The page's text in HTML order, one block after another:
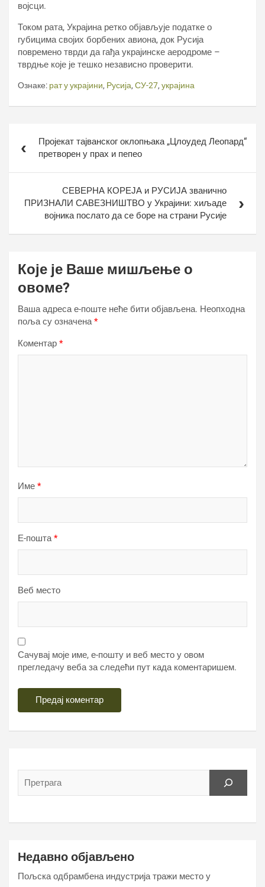
војсци.
Током рата, Украјина ретко објављује податке о
губицима својих борбених авиона, док Русија
повремено тврди да гађа украјинске аеродроме –
тврдње које је тешко независно проверити.
Ознаке: рат у украјини, Русија, СУ-27, украјина
чланкаПројекат тајванског оклопњака „Цлоудед Леопард“
претворен у прах и пепео
СЕВЕРНА КОРЕЈА и РУСИЈА званично
ПРИЗНАЛИ САВЕЗНИШТВО у Украјини: хиљаде
војника послато да се боре на страни Русије
Које је Ваше мишљење о
овоме?
Ваша адреса е-поште неће бити објављена. Неопходна
поља су означена*
Коментар *
Име *
Е-пошта*
Веб место
Сачувај моје име, е-пошту и веб место у овом
прегледачу веба за следећи пут када коментаришем.
Недавно објављено
Пољска одбрамбена индустрија тражи место у